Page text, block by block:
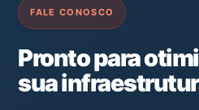
FALE CONOSCO
Pronto para
sua